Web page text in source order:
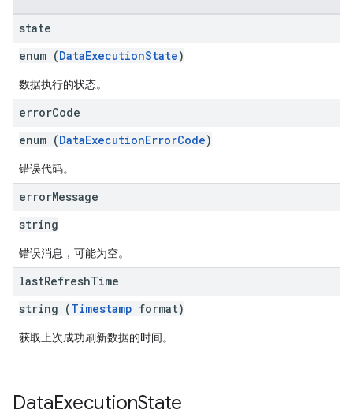
state
enum (DataExecutionState)
数据执行的状态。
errorCode
enum (DataExecutionErrorCode)
错误代码。
errorMessage
string
错误消息，可能为空。
lastRefreshTime
string (Timestamp format)
获取上次成功刷新数据的时间。
DataExecutionState